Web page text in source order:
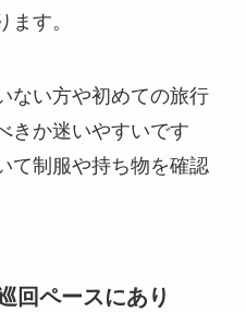
ます。
ない方や初めての旅行
きか迷いやすいです
て制服や持ち物を確認
回ペースにあり